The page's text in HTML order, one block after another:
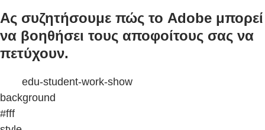
Ας συζητήσουμε πώς το Adobe μπορεί
να βοηθήσει τους αποφοίτους σας να
πετύχουν.
edu-student-work-show
background
#fff